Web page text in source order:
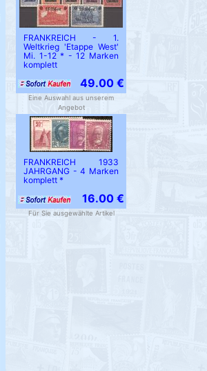
FRANKREICH - 1.
Weltkrieg 'Etappe West'
Mi. 1-12 * - 12 Marken
komplett
49.00 €
Eine Auswahl aus unserem
Angebot
FRANKREICH 1933
JAHRGANG - 4 Marken
komplett *
16.00 €
Für Sie ausgewählte Artikel